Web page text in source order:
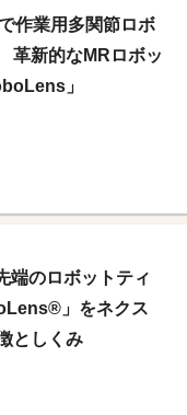
作業用多関節ロボ
革新的なMRロボッ
」
端のロボットティ
」をネクス
としくみ